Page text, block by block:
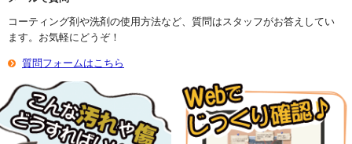
コーティング剤や洗剤の使用方法など、質問はスタッフがお答えしてい
ます。お気軽にどうぞ！
質問フォームはこちら